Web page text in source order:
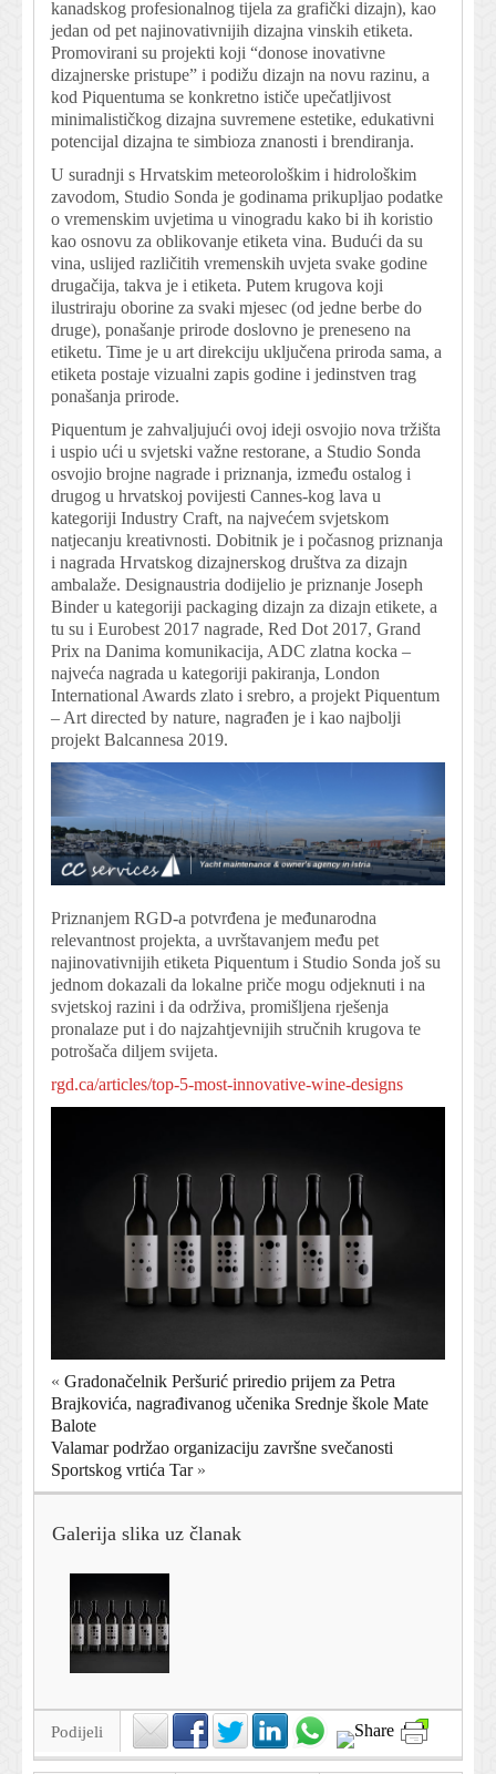
kanadskog profesionalnog tijela za grafički dizajn), kao
jedan od pet najinovativnijih dizajna vinskih etiketa.
Promovirani su projekti koji “donose inovativne
dizajnerske pristupe” i podižu dizajn na novu razinu, a
kod Piquentuma se konkretno ističe upečatljivost
minimalističkog dizajna suvremene estetike, edukativni
potencijal dizajna te simbioza znanosti i brendiranja.
U suradnji s Hrvatskim meteorološkim i hidrološkim
zavodom, Studio Sonda je godinama prikupljao podatke
o vremenskim uvjetima u vinogradu kako bi ih koristio
kao osnovu za oblikovanje etiketa vina. Budući da su
vina, uslijed različitih vremenskih uvjeta svake godine
drugačija, takva je i etiketa. Putem krugova koji
ilustriraju oborine za svaki mjesec (od jedne berbe do
druge), ponašanje prirode doslovno je preneseno na
etiketu. Time je u art direkciju uključena priroda sama, a
etiketa postaje vizualni zapis godine i jedinstven trag
ponašanja prirode.
Piquentum je zahvaljujući ovoj ideji osvojio nova tržišta
i uspio ući u svjetski važne restorane, a Studio Sonda
osvojio brojne nagrade i priznanja, između ostalog i
drugog u hrvatskoj povijesti Cannes-kog lava u
kategoriji Industry Craft, na najvećem svjetskom
natjecanju kreativnosti. Dobitnik je i počasnog priznanja
i nagrada Hrvatskog dizajnerskog društva za dizajn
ambalaže. Designaustria dodijelio je priznanje Joseph
Binder u kategoriji packaging dizajn za dizajn etikete, a
tu su i Eurobest 2017 nagrade, Red Dot 2017, Grand
Prix na Danima komunikacija, ADC zlatna kocka –
najveća nagrada u kategoriji pakiranja, London
International Awards zlato i srebro, a projekt Piquentum
– Art directed by nature, nagrađen je i kao najbolji
projekt Balcannesa 2019.
Priznanjem RGD-a potvrđena je međunarodna
relevantnost projekta, a uvrštavanjem među pet
najinovativnijih etiketa Piquentum i Studio Sonda još su
jednom dokazali da lokalne priče mogu odjeknuti i na
svjetskoj razini i da održiva, promišljena rješenja
pronalaze put i do najzahtjevnijih stručnih krugova te
potrošača diljem svijeta.
rgd.ca/articles/top-5-most-innovative-wine-designs
« Gradonačelnik Peršurić priredio prijem za Petra
Brajkovića, nagrađivanog učenika Srednje škole Mate
Balote
Valamar podržao organizaciju završne svečanosti
Sportskog vrtića Tar»
Galerija slika uz članak
Podijeli